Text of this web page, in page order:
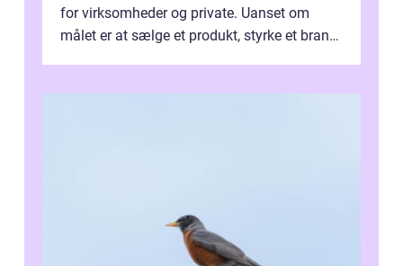
for virksomheder og private. Uanset om
målet er at sælge et produkt, styrke et brand,